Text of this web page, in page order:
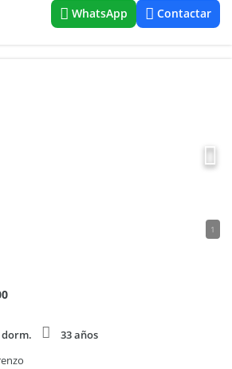
WhatsApp Contactar
1
dorm.
33 años